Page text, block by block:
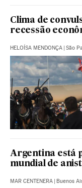
Clima de
recessão
HELOÍSA MENDONÇA | São
Argentina está
mundial de
MAR CENTENERA | Buenos